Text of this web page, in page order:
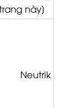
này]
| Neutrik